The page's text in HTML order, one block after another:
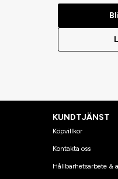
KUNDTJÄNST
Köpvillkor
Kontakta oss
Hållbarhetsarbete &